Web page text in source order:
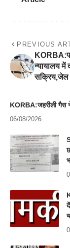
PREVIOUS
न्यायालय में
सक्रिय,जेल
KORBA:जहरीली गैस
06/08/2026